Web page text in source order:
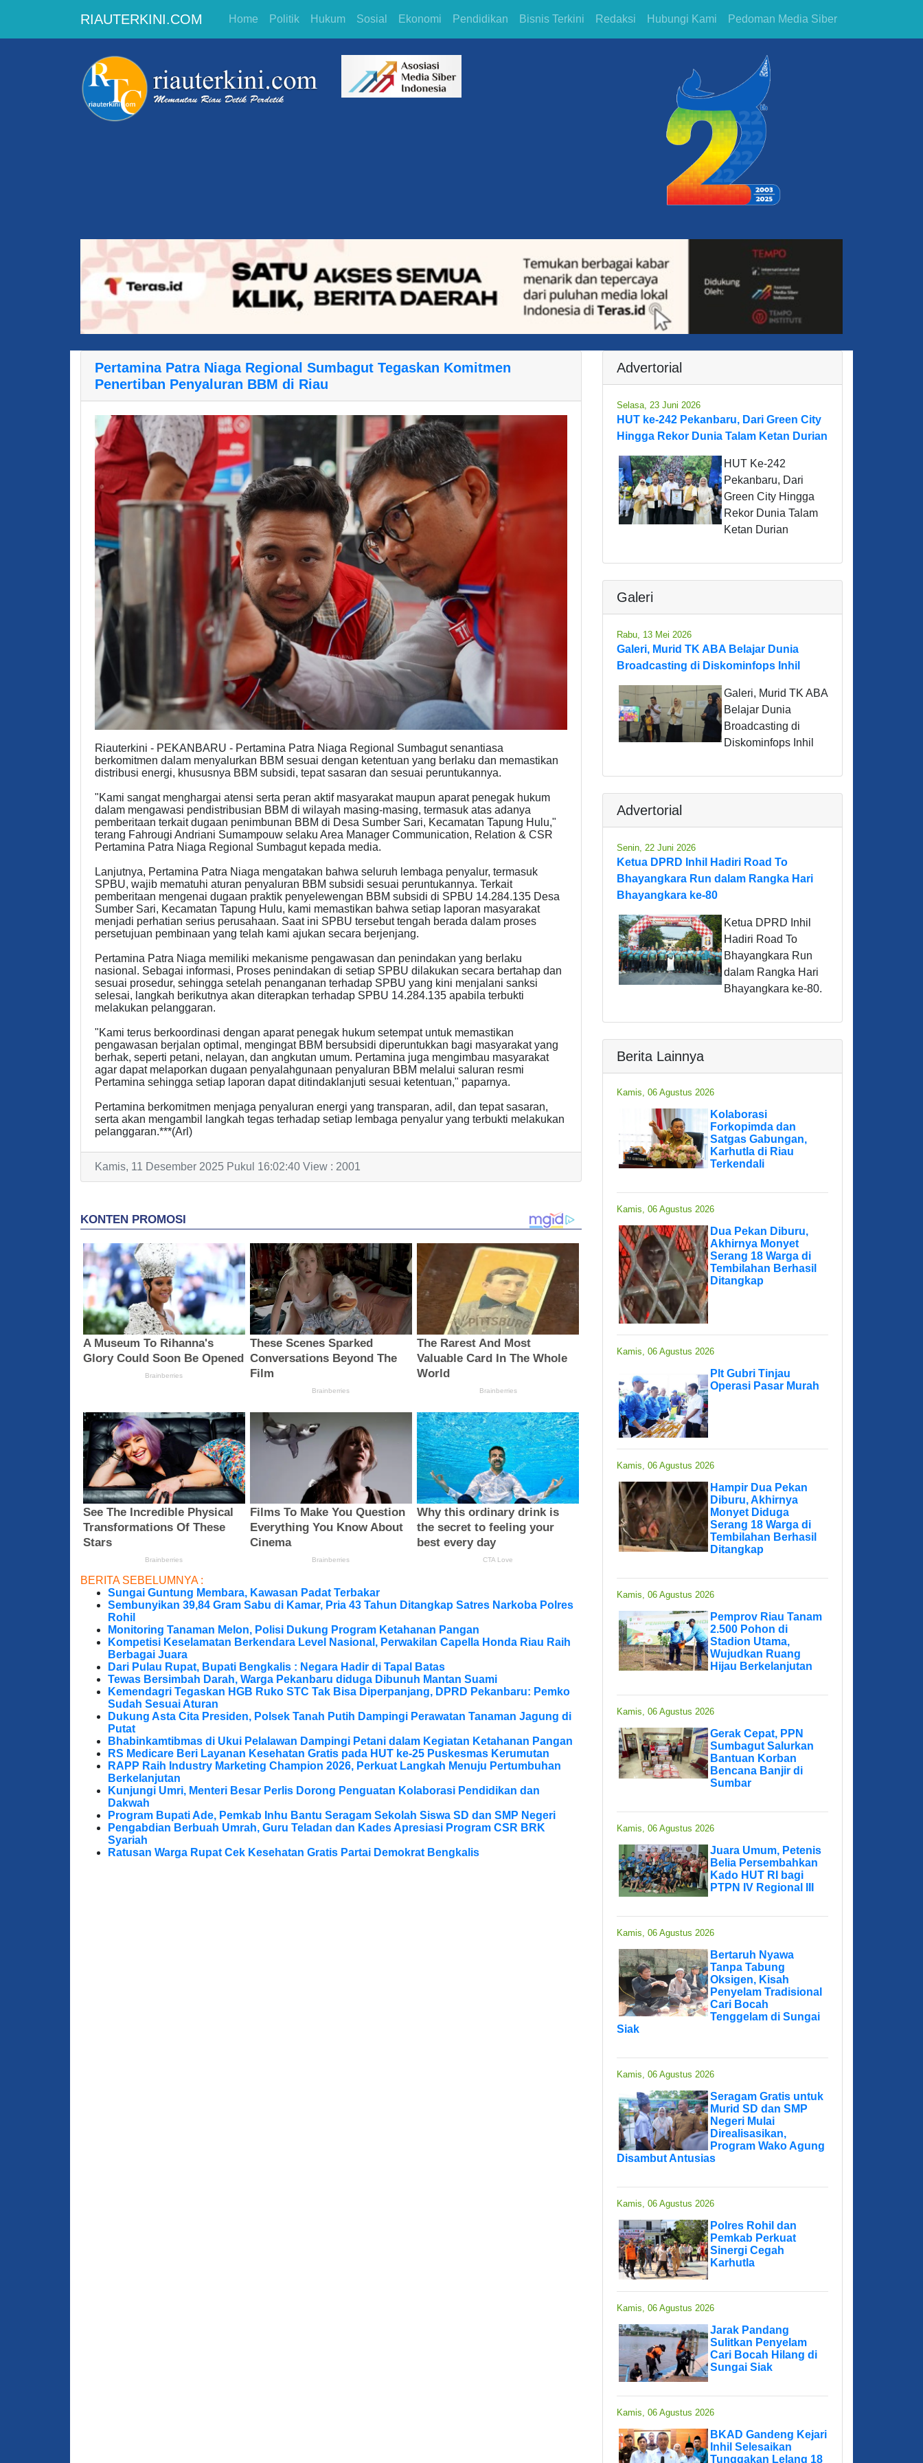
RIAUTERKINI.COM Home Politik Hukum Sosial Ekonomi Pendidikan Bisnis Terkini Redaksi Hubungi Kami Pedoman Media Siber
Pertamina Patra Niaga Regional Sumbagut Tegaskan Komitmen
Penertiban Penyaluran BBM di Riau
Riauterkini - PEKANBARU - Pertamina Patra Niaga Regional Sumbagut senantiasa
berkomitmen dalam menyalurkan BBM sesuai dengan ketentuan yang berlaku dan memastikan
distribusi energi, khususnya BBM subsidi, tepat sasaran dan sesuai peruntukannya.
"Kami sangat menghargai atensi serta peran aktif masyarakat maupun aparat penegak hukum
dalam mengawasi pendistribusian BBM di wilayah masing-masing, termasuk atas adanya
pemberitaan terkait dugaan penimbunan BBM di Desa Sumber Sari, Kecamatan Tapung Hulu,"
terang Fahrougi Andriani Sumampouw selaku Area Manager Communication, Relation & CSR
Pertamina Patra Niaga Regional Sumbagut kepada media.
Lanjutnya, Pertamina Patra Niaga mengatakan bahwa seluruh lembaga penyalur, termasuk
SPBU, wajib mematuhi aturan penyaluran BBM subsidi sesuai peruntukannya. Terkait
pemberitaan mengenai dugaan praktik penyelewengan BBM subsidi di SPBU 14.284.135 Desa
Sumber Sari, Kecamatan Tapung Hulu, kami memastikan bahwa setiap laporan masyarakat
menjadi perhatian serius perusahaan. Saat ini SPBU tersebut tengah berada dalam proses
persetujuan pembinaan yang telah kami ajukan secara berjenjang.
Pertamina Patra Niaga memiliki mekanisme pengawasan dan penindakan yang berlaku
nasional. Sebagai informasi, Proses penindakan di setiap SPBU dilakukan secara bertahap dan
sesuai prosedur, sehingga setelah penanganan terhadap SPBU yang kini menjalani sanksi
selesai, langkah berikutnya akan diterapkan terhadap SPBU 14.284.135 apabila terbukti
melakukan pelanggaran.
"Kami terus berkoordinasi dengan aparat penegak hukum setempat untuk memastikan
pengawasan berjalan optimal, mengingat BBM bersubsidi diperuntukkan bagi masyarakat yang
berhak, seperti petani, nelayan, dan angkutan umum. Pertamina juga mengimbau masyarakat
agar dapat melaporkan dugaan penyalahgunaan penyaluran BBM melalui saluran resmi
Pertamina sehingga setiap laporan dapat ditindaklanjuti sesuai ketentuan," paparnya.
Pertamina berkomitmen menjaga penyaluran energi yang transparan, adil, dan tepat sasaran,
serta akan mengambil langkah tegas terhadap setiap lembaga penyalur yang terbukti melakukan
pelanggaran.***(Arl)
Kamis, 11 Desember 2025 Pukul 16:02:40 View : 2001
BERITA SEBELUMNYA :
Sungai Guntung Membara, Kawasan Padat Terbakar
Sembunyikan 39,84 Gram Sabu di Kamar, Pria 43 Tahun Ditangkap Satres Narkoba Polres
Rohil
Monitoring Tanaman Melon, Polisi Dukung Program Ketahanan Pangan
Kompetisi Keselamatan Berkendara Level Nasional, Perwakilan Capella Honda Riau Raih
Berbagai Juara
Dari Pulau Rupat, Bupati Bengkalis : Negara Hadir di Tapal Batas
Tewas Bersimbah Darah, Warga Pekanbaru diduga Dibunuh Mantan Suami
Kemendagri Tegaskan HGB Ruko STC Tak Bisa Diperpanjang, DPRD Pekanbaru: Pemko
Sudah Sesuai Aturan
Dukung Asta Cita Presiden, Polsek Tanah Putih Dampingi Perawatan Tanaman Jagung di
Putat
Bhabinkamtibmas di Ukui Pelalawan Dampingi Petani dalam Kegiatan Ketahanan Pangan
RS Medicare Beri Layanan Kesehatan Gratis pada HUT ke-25 Puskesmas Kerumutan
RAPP Raih Industry Marketing Champion 2026, Perkuat Langkah Menuju Pertumbuhan
Berkelanjutan
Kunjungi Umri, Menteri Besar Perlis Dorong Penguatan Kolaborasi Pendidikan dan
Dakwah
Program Bupati Ade, Pemkab Inhu Bantu Seragam Sekolah Siswa SD dan SMP Negeri
Pengabdian Berbuah Umrah, Guru Teladan dan Kades Apresiasi Program CSR BRK
Syariah
Ratusan Warga Rupat Cek Kesehatan Gratis Partai Demokrat Bengkalis
Advertorial
Selasa, 23 Juni 2026
HUT ke-242 Pekanbaru, Dari Green City
Hingga Rekor Dunia Talam Ketan Durian
HUT Ke-242
Pekanbaru, Dari
Green City Hingga
Rekor Dunia Talam
Ketan Durian
Galeri
Rabu, 13 Mei 2026
Galeri, Murid TK ABA Belajar Dunia
Broadcasting di Diskominfops Inhil
Galeri, Murid TK ABA
Belajar Dunia
Broadcasting di
Diskominfops Inhil
Advertorial
Senin, 22 Juni 2026
Ketua DPRD Inhil Hadiri Road To
Bhayangkara Run dalam Rangka Hari
Bhayangkara ke-80
Ketua DPRD Inhil
Hadiri Road To
Bhayangkara Run
dalam Rangka Hari
Bhayangkara ke-80.
Berita Lainnya
Kamis, 06 Agustus 2026
Kolaborasi
Forkopimda dan
Satgas Gabungan,
Karhutla di Riau
Terkendali
Kamis, 06 Agustus 2026
Dua Pekan Diburu,
Akhirnya Monyet
Serang 18 Warga di
Tembilahan Berhasil
Ditangkap
Kamis, 06 Agustus 2026
Plt Gubri Tinjau
Operasi Pasar Murah
Kamis, 06 Agustus 2026
Hampir Dua Pekan
Diburu, Akhirnya
Monyet Diduga
Serang 18 Warga di
Tembilahan Berhasil
Ditangkap
Kamis, 06 Agustus 2026
Pemprov Riau Tanam
2.500 Pohon di
Stadion Utama,
Wujudkan Ruang
Hijau Berkelanjutan
Kamis, 06 Agustus 2026
Gerak Cepat, PPN
Sumbagut Salurkan
Bantuan Korban
Bencana Banjir di
Sumbar
Kamis, 06 Agustus 2026
Juara Umum, Petenis
Belia Persembahkan
Kado HUT RI bagi
PTPN IV Regional III
Kamis, 06 Agustus 2026
Bertaruh Nyawa
Tanpa Tabung
Oksigen, Kisah
Penyelam Tradisional
Cari Bocah
Tenggelam di Sungai
Siak
Kamis, 06 Agustus 2026
Seragam Gratis untuk
Murid SD dan SMP
Negeri Mulai
Direalisasikan,
Program Wako Agung
Disambut Antusias
Kamis, 06 Agustus 2026
Polres Rohil dan
Pemkab Perkuat
Sinergi Cegah
Karhutla
Kamis, 06 Agustus 2026
Jarak Pandang
Sulitkan Penyelam
Cari Bocah Hilang di
Sungai Siak
Kamis, 06 Agustus 2026
BKAD Gandeng Kejari
Inhil Selesaikan
Tunggakan Lelang 18